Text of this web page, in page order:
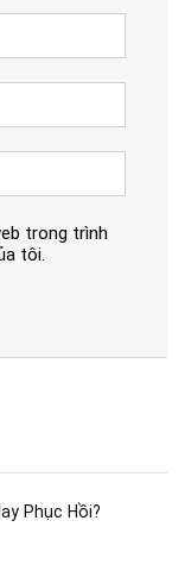
trong trình
tôi.
Phục Hồi?